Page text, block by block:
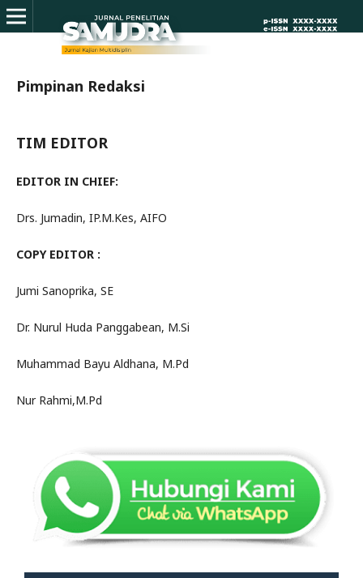
Pimpinan Redaksi
TIM EDITOR
EDITOR IN CHIEF:
Drs. Jumadin, IP.M.Kes, AIFO
COPY EDITOR :
Jumi Sanoprika, SE
Dr. Nurul Huda Panggabean, M.Si
Muhammad Bayu Aldhana, M.Pd
Nur Rahmi,M.Pd